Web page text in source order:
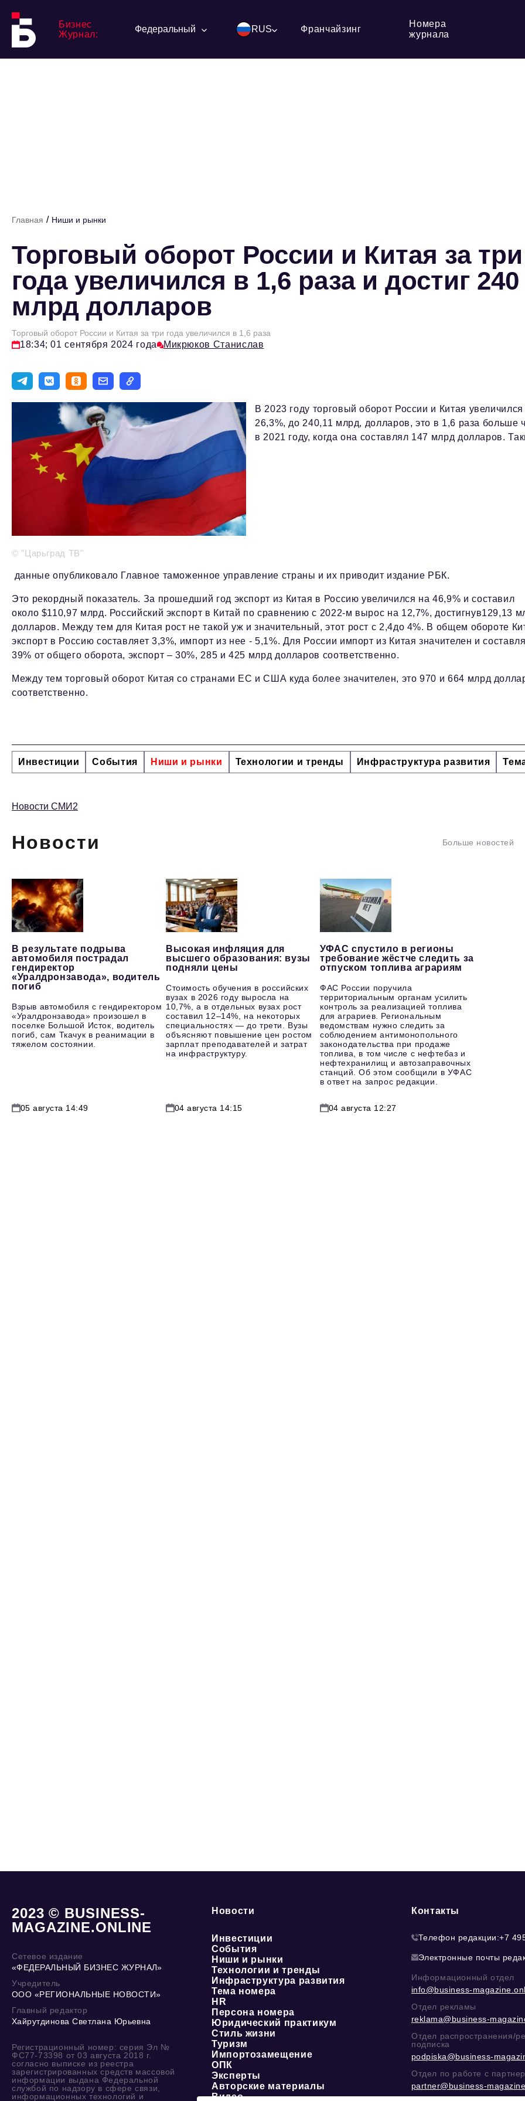
Бизнес
Журнал:
Федеральный RUS Франчайзинг
Номера
журнала
Главная / Ниши и рынки
Торговый оборот России и Китая за три
года увеличился в 1,6 раза и достиг 240
млрд долларов
Торговый оборот России и Китая за три года увеличился в 1,6 раза
18:34; 01 сентября 2024 года Микрюков Станислав
© "Царьград ТВ"
В 2023 году торговый оборот России и Китая увеличился
26,3%, до 240,11 млрд, долларов, это в 1,6 раза больше
в 2021 году, когда она составлял 147 млрд долларов.
данные опубликовало Главное таможенное управление страны и их приводит издание РБК.
Это рекордный показатель. За прошедший год экспорт из Китая в Россию увеличился на 46,9% и составил
около $110,97 млрд. Российский экспорт в Китай по сравнению с 2022-м вырос на 12,7%, достигнув129,13
долларов. Между тем для Китая рост не такой уж и значительный, этот рост с 2,4до 4%. В общем обороте
экспорт в Россию составляет 3,3%, импорт из нее - 5,1%. Для России импорт из Китая значителен и
39% от общего оборота, экспорт – 30%, 285 и 425 млрд долларов соответственно.
Между тем торговый оборот Китая со странами ЕС и США куда более значителен, это 970 и 664 млрд
соответственно.
Инвестиции События Ниши и рынки Технологии и тренды Инфраструктура развития
Новости СМИ2
Новости Больше новостей
В результате подрыва
автомобиля пострадал
гендиректор
«Уралдронзавода», водитель
погиб
Взрыв автомобиля с гендиректором
«Уралдронзавода» произошел в
поселке Большой Исток, водитель
погиб, сам Ткачук в реанимации в
тяжелом состоянии.
05 августа 14:49
Высокая инфляция для
высшего образования: вузы
подняли цены
Стоимость обучения в российских
вузах в 2026 году выросла на
10,7%, а в отдельных вузах рост
составил 12–14%, на некоторых
специальностях — до трети. Вузы
объясняют повышение цен ростом
зарплат преподавателей и затрат
на инфраструктуру.
04 августа 14:15
УФАС спустило в регионы
требование жёстче следить за
отпуском топлива аграриям
ФАС России поручила
территориальным органам усилить
контроль за реализацией топлива
для аграриев. Региональным
ведомствам нужно следить за
соблюдением антимонопольного
законодательства при продаже
топлива, в том числе с нефтебаз и
нефтехранилищ и автозаправочных
станций. Об этом сообщили в УФАС
в ответ на запрос редакции.
04 августа 12:27
2023 © BUSINESS-
MAGAZINE.ONLINE
Сетевое издание
«ФЕДЕРАЛЬНЫЙ БИЗНЕС ЖУРНАЛ»
Учредитель
ООО «РЕГИОНАЛЬНЫЕ НОВОСТИ»
Главный редактор
Хайрутдинова Светлана Юрьевна
Регистрационный номер: серия Эл №
ФС77-73398 от 03 августа 2018 г.
согласно выписке из реестра
зарегистрированных средств массовой
информации выдана Федеральной
службой по надзору в сфере связи,
информационных технологий и
Новости
Инвестиции
События
Ниши и рынки
Технологии и тренды
Инфраструктура развития
Тема номера
HR
Персона номера
Юридический практикум
Стиль жизни
Туризм
Импортозамещение
ОПК
Эксперты
Авторские материалы
Видео
Контакты
Телефон редакции:+7
Электронные почты
Информационный отдел
info@business-
Отдел рекламы
reklama@business-
Отдел распространения/
подписка
podpiska@business-
Отдел по работе с
partner@business-